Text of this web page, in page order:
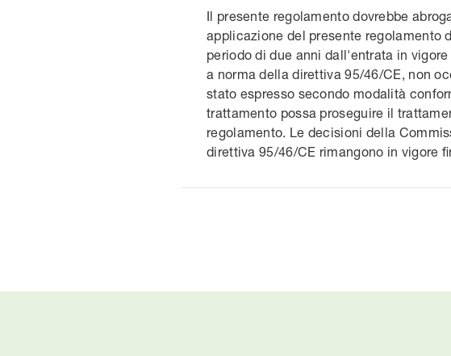
Il presente regolamento dovrebbe
applicazione del presente regolamento
periodo di due anni dall'entrata in
a norma della direttiva 95/46/CE, non
stato espresso secondo modalità
trattamento possa proseguire il
regolamento. Le decisioni della
direttiva 95/46/CE rimangono in vigore